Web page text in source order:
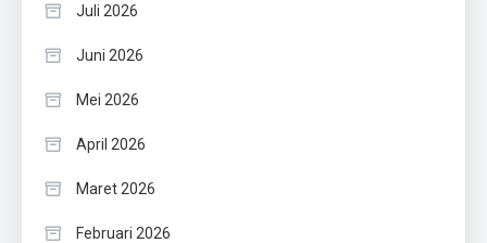
Juli 2026
Juni 2026
Mei 2026
April 2026
Maret 2026
Februari 2026